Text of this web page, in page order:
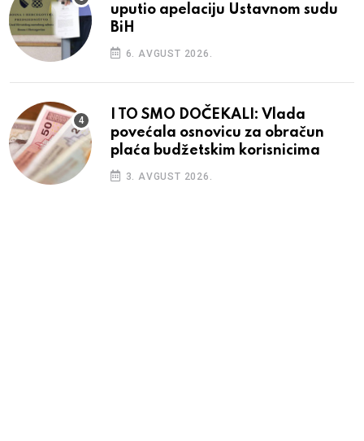
uputio apelaciju Ustavnom sudu
BiH
6. AVGUST 2026.
I TO SMO DOČEKALI: Vlada
povećala osnovicu za obračun
plaća budžetskim korisnicima
3. AVGUST 2026.